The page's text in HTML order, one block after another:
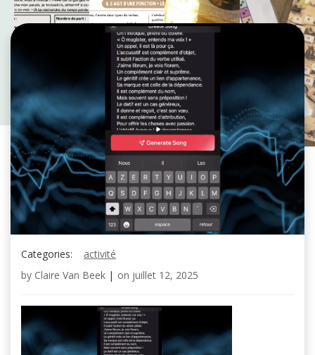
Categories:
activité
by Claire Van Beek | on juillet 12, 2025